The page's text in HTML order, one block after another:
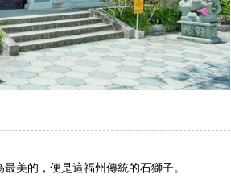
美的，便是這福州傳統的石獅子。